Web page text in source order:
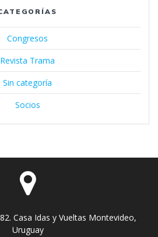
Congresos
Revista Trama
Sin categoría
Socios
Casa Idas y Vueltas Montevideo,
Uruguay